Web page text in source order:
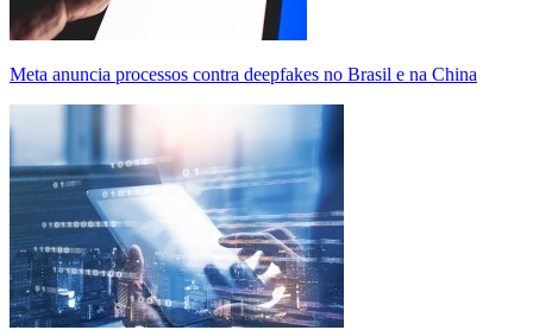
Meta anuncia processos contra deepfakes no Brasil e na China